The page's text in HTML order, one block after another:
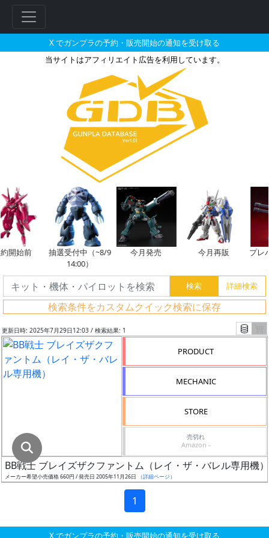
X でガンプラの予約・販売開始の通知を受け取る
当サイトはアフィリエイト広告を利用しています。
BB戦士 ブレイズザクファントム
開始前
抽選受付中（~8/9
14:00）
今月発売 今月再販 プレ
検索条件をカスタムクイック検索に保存
ド
検
索
グ
レ
ス
成
形
更新日時: 2025年7月29日12:03 / 検索結果: 1
PRODUCT
MECHANIC
STORE
売切れ
Amazon -
BB戦士 ブレイズザクファントム（レイ・ザ・バレル専用機）
メーカー希望小売価格 660円 / 発売日 2005年11月26日 （詳細ページ）
1
X でガンプラの予約・販売開始の通知を受け取る